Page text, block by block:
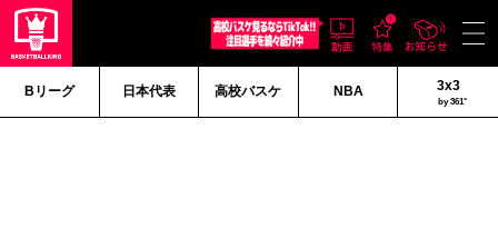
Bリーグ 日本代表 高校バスケ NBA 3x3
by 361°